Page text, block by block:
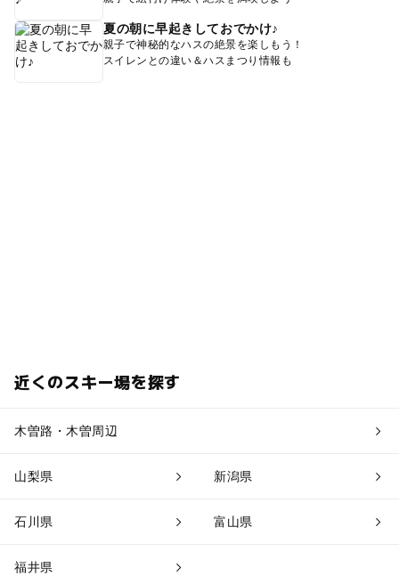
夏の朝に早起きしておでかけ♪
親子で神秘的なハスの絶景を楽しもう！
スイレンとの違い＆ハスまつり情報も
近くのスキー場を探す
木曽路・木曽周辺
山梨県 新潟県
石川県 富山県
福井県